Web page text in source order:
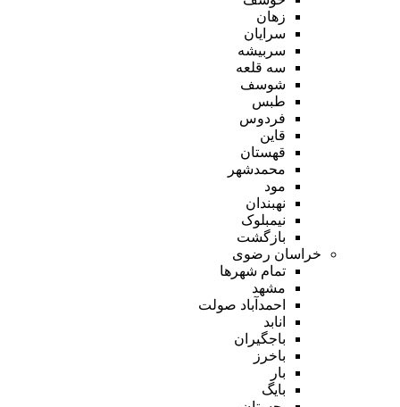
زهان
سرایان
سربیشه
سه قلعه
شوسف
طبس
فردوس
قاین
قهستان
محمدشهر
مود
نهبندان
نیمبلوک
بازگشت
خراسان رضوی
تمام شهر‌ها
مشهد
احمدآباد صولت
انابد
باجگیران
باخرز
بار
بایگ